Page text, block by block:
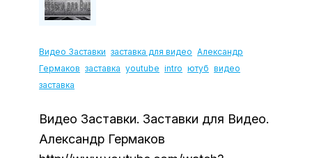
Видео Заставки заставка для видео Александр
Гермаков заставка youtube intro ютуб видео
заставка
Видео Заставки. Заставки для Видео.
Александр Гермаков